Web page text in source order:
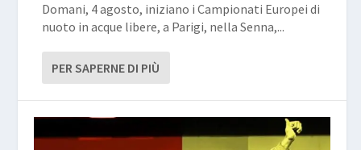
Domani, 4 agosto, iniziano i Campionati Europei di
nuoto in acque libere, a Parigi, nella Senna,...
PER SAPERNE DI PIÙ